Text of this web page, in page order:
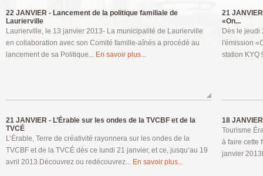
22 JANVIER - Lancement de la politique familiale de
Laurierville
Laurierville, le 13 janvier 2013- La municipalité de Laurierville
en collaboration avec son Comité famille-aînés a procédé au
lancement de sa Politique... En savoir plus...
21
«On...
Dès le jeudi
l'émission
station KYQ
21 JANVIER - L’Érable sur les ondes de la TVCBF et de la
TVCÉ
L’Érable, Terre de créativité rayonnera sur les ondes de la
TVCBF et de la TVCÉ dès ce lundi 21 janvier, et ce, jusqu’au 19
avril 2013.Découvrez ou redécouvrez... En savoir plus...
18
Tourisme
à faire cette
janvier